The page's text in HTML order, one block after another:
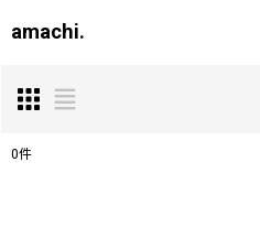
amachi.
0件